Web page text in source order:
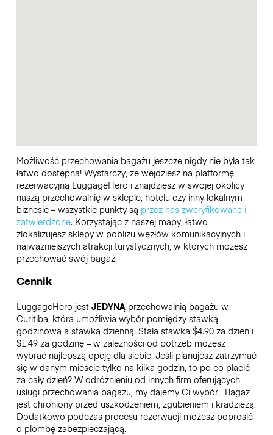
Możliwość przechowania bagażu jeszcze nigdy nie była tak
łatwo dostępna! Wystarczy, że wejdziesz na platformę
rezerwacyjną LuggageHero i znajdziesz w swojej okolicy
naszą przechowalnię w sklepie, hotelu czy inny lokalnym
biznesie – wszystkie punkty są przez nas zweryfikowane i
zatwierdzone. Korzystając z naszej mapy, łatwo
zlokalizujesz sklepy w pobliżu węzłów komunikacyjnych i
najważniejszych atrakcji turystycznych, w których możesz
przechować swój bagaż.
Cennik
LuggageHero jest JEDYNĄprzechowalnią bagażu w
Curitiba, która umożliwia wybór pomiędzy stawką
godzinową a stawką dzienną. Stała stawka $4.90 za dzień i
$1.49 za godzinę – w zależności od potrzeb możesz
wybrać najlepszą opcję dla siebie. Jeśli planujesz zatrzymać
się w danym mieście tylko na kilka godzin, to po co płacić
za cały dzień? W odróżnieniu od innych firm oferujących
usługi przechowania bagażu, my dajemy Ci wybór. Bagaż
jest chroniony przed uszkodzeniem, zgubieniem i kradzieżą.
Dodatkowo podczas procesu rezerwacji możesz poprosić
o plombę zabezpieczającą.